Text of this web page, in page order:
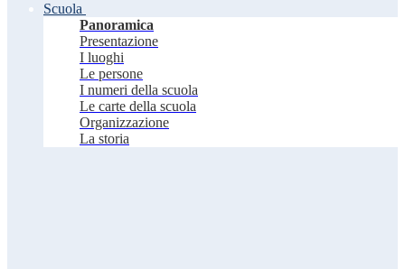
Scuola
Panoramica
Presentazione
I luoghi
Le persone
I numeri della scuola
Le carte della scuola
Organizzazione
La storia